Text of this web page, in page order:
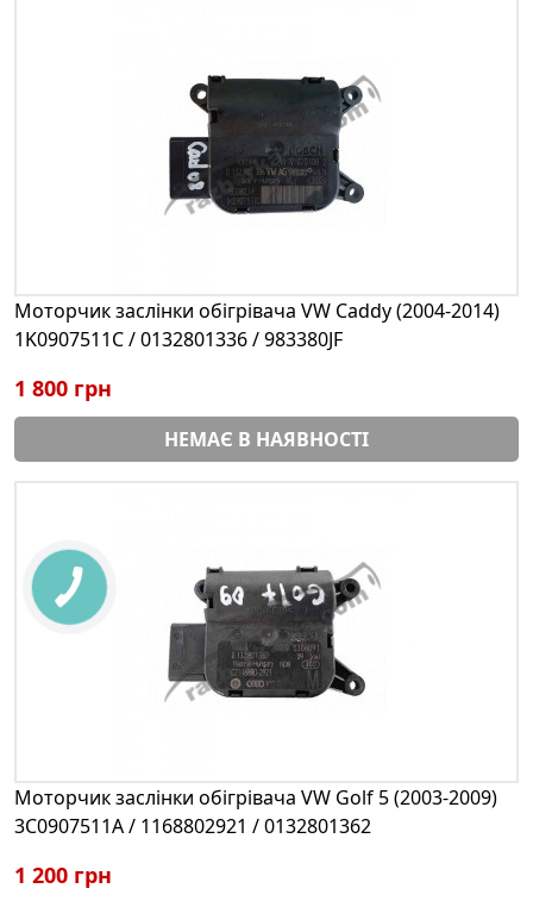
Моторчик заслінки обігрівача VW Caddy (2004-2014)
1K0907511C / 0132801336 / 983380JF
1 800 грн
НЕМАЄ В НАЯВНОСТІ
Моторчик заслінки обігрівача VW Golf 5 (2003-2009)
3C0907511A / 1168802921 / 0132801362
1 200 грн